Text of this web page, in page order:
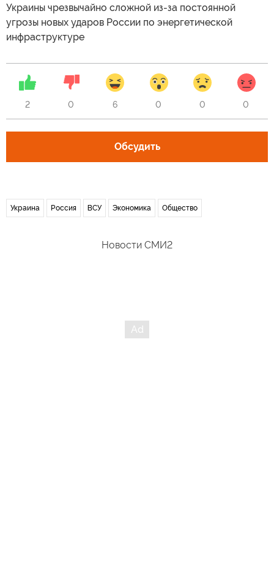
Украины чрезвычайно сложной из-за постоянной
угрозы новых ударов России по энергетической
инфраструктуре
2 0 6 0 0 0
Обсудить
Украина Россия ВСУ Экономика Общество
Новости СМИ2